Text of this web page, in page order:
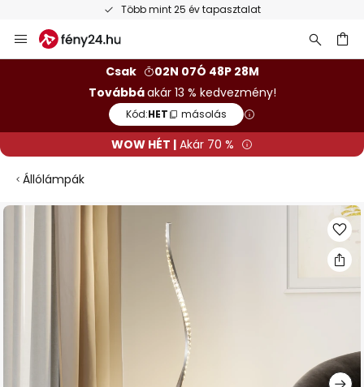
Több mint 25 év tapasztalat
Ugrás
a
Csak
02N 07Ó 48P 27M
Továbbáakár 13 % kedvezmény!
Kód:HET másolás
WOW HÉT | Akár 70 %
Állólámpák
Ugrás